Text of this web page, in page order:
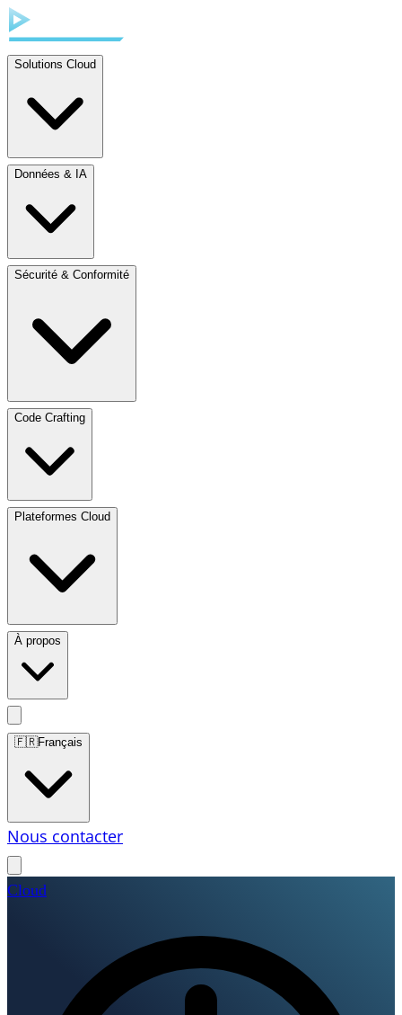
Solutions Cloud
Données & IA
Sécurité & Conformité
Code Crafting
Plateformes Cloud
À propos
🇫🇷Français
Nous contacter
Cloud